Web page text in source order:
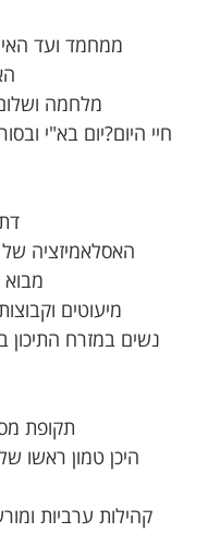
ממחמד ועד
מלחמה
חיי היום?יום בא"י
האסלאמיזציה של
מבוא
מיעוטים
נשים במזרח התיכון
תקופת
היכן טמון ראשו
קהילות ערביות